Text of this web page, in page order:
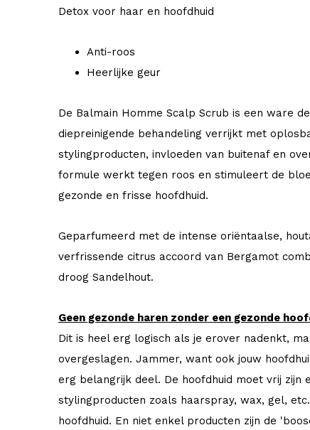
Detox voor haar en hoofdhuid
Anti-roos
Heerlijke geur
De Balmain Homme Scalp Scrub is een ware
diepreinigende behandeling verrijkt met
stylingproducten, invloeden van buitenaf en
formule werkt tegen roos en stimuleert de
gezonde en frisse hoofdhuid.
Geparfumeerd met de intense oriëntaalse,
verfrissende citrus accoord van Bergamot
droog Sandelhout.
Geen gezonde haren zonder een gezonde
Dit is heel erg logisch als je erover nadenkt,
overgeslagen. Jammer, want ook jouw
erg belangrijk deel. De hoofdhuid moet vrij zijn
stylingproducten zoals haarspray, wax, gel,
hoofdhuid. En niet enkel producten zijn de